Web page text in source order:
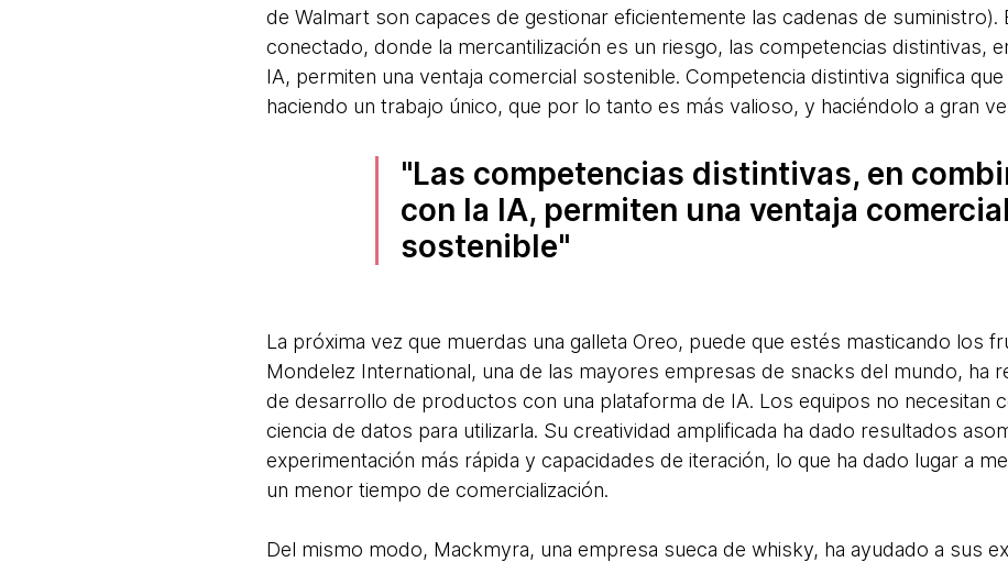
de Walmart son capaces de gestionar eficientemente las cadenas de suministro).
conectado, donde la mercantilización es un riesgo, las competencias distintivas,
IA, permiten una ventaja comercial sostenible. Competencia distintiva significa
haciendo un trabajo único, que por lo tanto es más valioso, y haciéndolo a gran
Las competencias distintivas, en
con la IA, permiten una ventaja comercial
sostenible
La próxima vez que muerdas una galleta Oreo, puede que estés masticando los
Mondelez International, una de las mayores empresas de snacks del mundo, ha
de desarrollo de productos con una plataforma de IA. Los equipos no necesitan
ciencia de datos para utilizarla. Su creatividad amplificada ha dado resultados
experimentación más rápida y capacidades de iteración, lo que ha dado lugar a
un menor tiempo de comercialización.
Del mismo modo, Mackmyra, una empresa sueca de whisky, ha ayudado a sus